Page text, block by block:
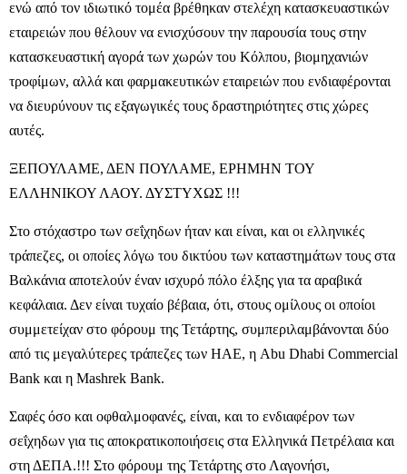
ενώ από τον ιδιωτικό τομέα βρέθηκαν στελέχη κατασκευαστικών
εταιρειών που θέλουν να ενισχύσουν την παρουσία τους στην
κατασκευαστική αγορά των χωρών του Κόλπου, βιομηχανιών
τροφίμων, αλλά και φαρμακευτικών εταιρειών που ενδιαφέρονται
να διευρύνουν τις εξαγωγικές τους δραστηριότητες στις χώρες
αυτές.
ΞΕΠΟΥΛΑΜΕ, ΔΕΝ ΠΟΥΛΑΜΕ, ΕΡΗΜΗΝ ΤΟΥ
ΕΛΛΗΝΙΚΟΥ ΛΑΟΥ. ΔΥΣΤΥΧΩΣ !!!
Στο στόχαστρο των σεΐχηδων ήταν και είναι, και οι ελληνικές
τράπεζες, οι οποίες λόγω του δικτύου των καταστημάτων τους στα
Βαλκάνια αποτελούν έναν ισχυρό πόλο έλξης για τα αραβικά
κεφάλαια. Δεν είναι τυχαίο βέβαια, ότι, στους ομίλους οι οποίοι
συμμετείχαν στο φόρουμ της Τετάρτης, συμπεριλαμβάνονται δύο
από τις μεγαλύτερες τράπεζες των ΗΑΕ, η Abu Dhabi Commercial
Bank και η Mashrek Bank.
Σαφές όσο και οφθαλμοφανές, είναι, και το ενδιαφέρον των
σεΐχηδων για τις αποκρατικοποιήσεις στα Ελληνικά Πετρέλαια και
στη ΔΕΠΑ.!!! Στο φόρουμ της Τετάρτης στο Λαγονήσι,